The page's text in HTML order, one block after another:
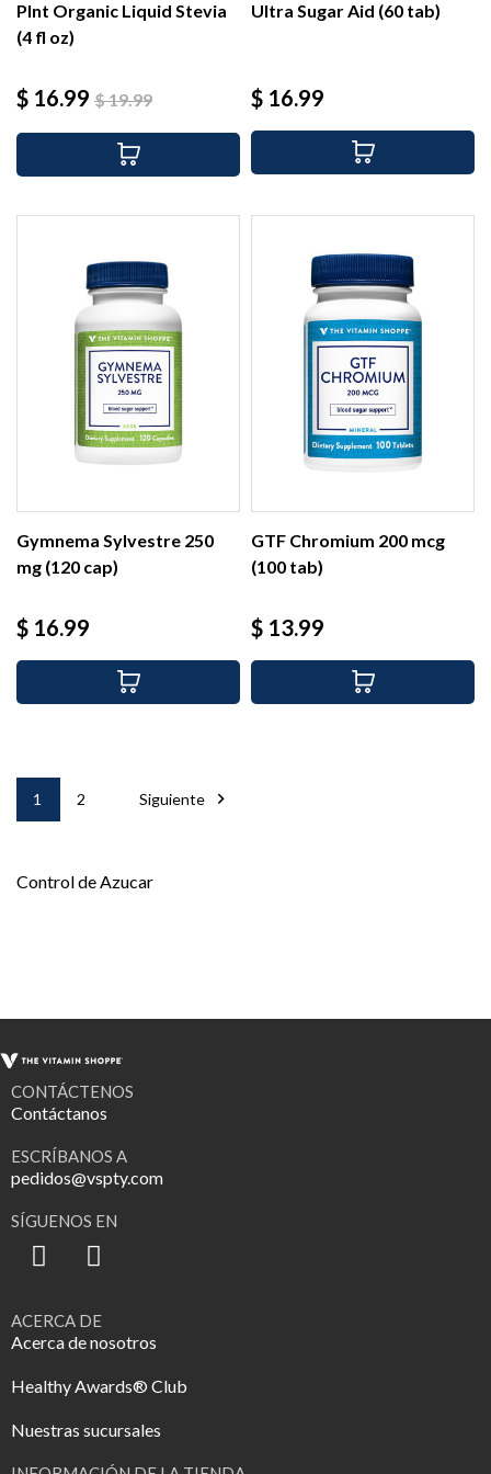
Plnt Organic Liquid Stevia
(4 fl oz)
Precio
$ 16.99 Precio
$ 19.99
Ultra Sugar Aid (60 tab)
Precio
$ 16.99
Gymnema Sylvestre 250
mg (120 cap)
Precio
$ 16.99
GTF Chromium 200 mcg
(100 tab)
Precio
$ 13.99
1 2 Siguiente 
Control de Azucar
CONTÁCTENOS
Contáctanos
ESCRÍBANOS A
pedidos@vspty.com
SÍGUENOS EN
ACERCA DE
Acerca de nosotros
Healthy Awards® Club
Nuestras sucursales